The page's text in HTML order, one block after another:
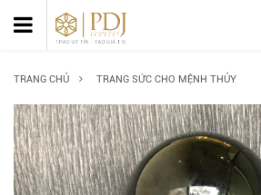
TRANG CHỦ TRANG SỨC CHO MỆNH THỦY